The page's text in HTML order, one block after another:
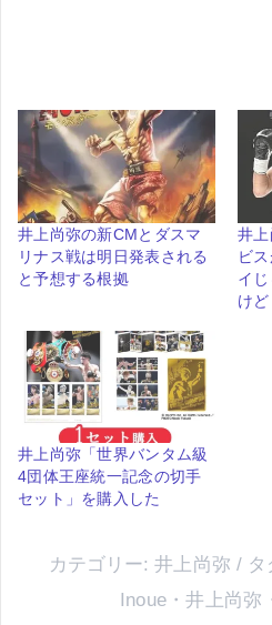
井上尚弥の新CMとダスマ
リナス戦は明日発表される
と予想する根拠
井
ビ
イ
けど
井上尚弥「世界バンタム級
4団体王座統一記念の切手
セット」を購入した
カテゴリー: 井上尚弥 タ
Inoue ・井上尚弥